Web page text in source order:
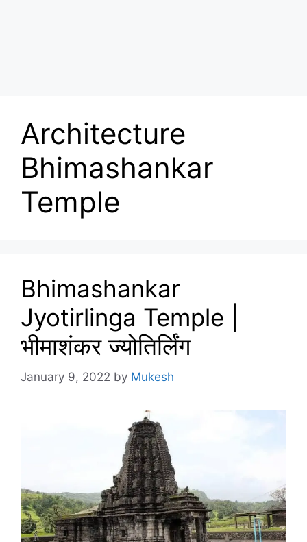
Architecture
Bhimashankar
Temple
Bhimashankar
Jyotirlinga Temple |
भीमाशंकर ज्योतिर्लिंग
January 9, 2022 by Mukesh